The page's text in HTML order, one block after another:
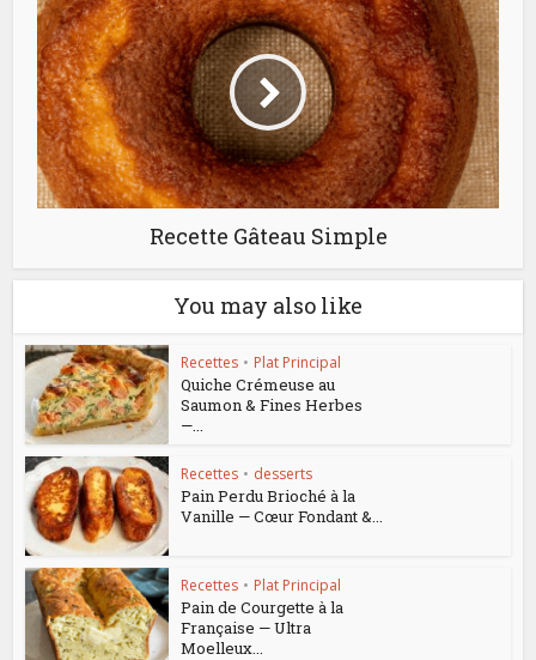
Recette Gâteau Simple
You may also like
Recettes • Plat Principal
Quiche Crémeuse au
Saumon & Fines Herbes
—...
Recettes • desserts
Pain Perdu Brioché à la
Vanille — Cœur Fondant &...
Recettes • Plat Principal
Pain de Courgette à la
Française — Ultra
Moelleux...